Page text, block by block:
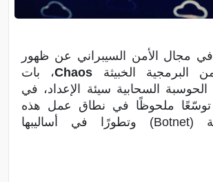
مجال الأمن السيبراني عن ظهور
البرمجية الخبيثة Chaos، بات
السحابية سيئة الإعداد، في
ملحوظًا في نطاق عمل هذه
الشبكة الخبيثة (Botnet) وتطورًا في أساليبها